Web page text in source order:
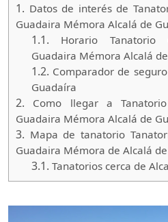
1. Datos de interés de
Guadaira Mémora Alcalá de
1.1. Horario Tanatorio
Guadaira Mémora Alcalá
1.2. Comparador de
Guadaíra
2. Como llegar a
Guadaira Mémora Alcalá de
3. Mapa de tanatorio
Guadaira Mémora de Alcalá
3.1. Tanatorios cerca de